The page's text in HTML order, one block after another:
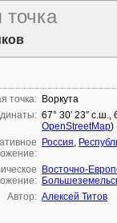
точка
точка: Воркута
67° 30′ 23″ с.ш.,
OpenStreetMap)
Россия,
Восточно-
Автор: Алексей Титов